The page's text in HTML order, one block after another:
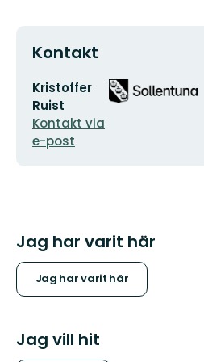
Kontakt
E-
postadress
Kristoffer
Ruist
Kontakt via
e-post
Organisationens
logotyp
Jag har varit här
Jag har varit här
Jag vill hit